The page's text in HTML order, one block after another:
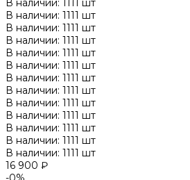
В наличии: 1111 шт
В наличии: 1111 шт
В наличии: 1111 шт
В наличии: 1111 шт
В наличии: 1111 шт
В наличии: 1111 шт
В наличии: 1111 шт
В наличии: 1111 шт
В наличии: 1111 шт
В наличии: 1111 шт
В наличии: 1111 шт
В наличии: 1111 шт
16 900 ₽